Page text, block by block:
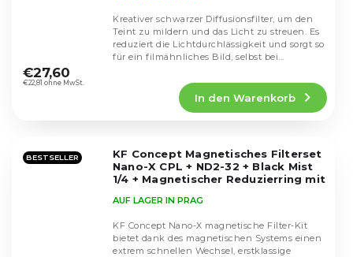
durchschnittliche
Produktbewertung
Sternen.
€22,81 ohne MwSt.
€27,60
In den Warenkorb
Kreativer schwarzer Diffusionsfilter, um den
Teint zu mildern und das Licht zu streuen. Es
reduziert die Lichtdurchlässigkeit und sorgt so
für ein filmähnliches Bild, selbst bei...
BESTSELLER
KF Concept Magnetisches Filterset
Nano-X CPL + ND2-32 + Black Mist
1/4 + Magnetischer Reduzierring mit
SKU.2497
AUF LAGER IN PRAG
KF Concept Nano-X magnetische Filter-Kit
bietet dank des magnetischen Systems einen
extrem schnellen Wechsel, erstklassige